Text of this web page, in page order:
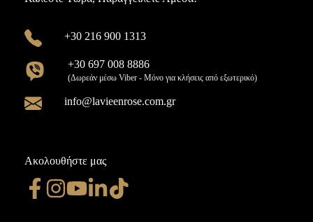
+30 216 900 1313
+30 697 008 8886
(Δωρεάν μέσω Viber - Μόνο για κλήσεις από εξωτερικό)
info@lavieenrose.com.gr
Ακολουθήστε μας